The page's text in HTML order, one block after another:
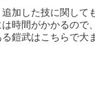
した技に関して
時間がかかるので
鎧武はこちらで大